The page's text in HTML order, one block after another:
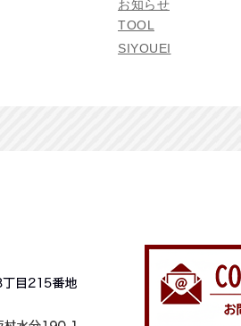
お知らせ
TOOL
SIYOUEI